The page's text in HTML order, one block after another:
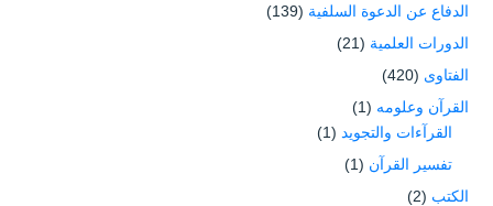
الدفاع عن الدعوة السلفية (139)
الدورات العلمية (21)
الفتاوى (420)
القرآن وعلومه (1)
القرآءات والتجويد (1)
تفسير القرآن (1)
الكتب (2)